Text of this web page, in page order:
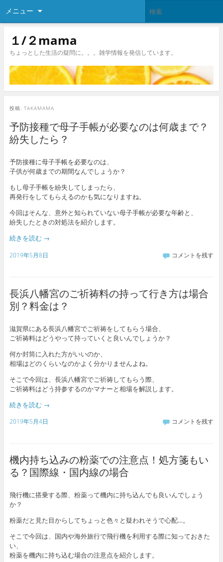
メニュー
１/２mama
ちょっとした生活の疑問に。。。雑学情報を発信しています。
投稿: TAKAMAMA
予防接種で母子手帳が必要なのは何歳まで？
紛失したら？
予防接種に母子手帳を必要なのは、
子供が何歳までの期間なんでしょうか？
もし母子手帳を紛失してしまったら、
再発行をしてもらえるのかも気になりますね。
今回はそんな、意外と知られていない母子手帳が必要な年齢と、
紛失したときの対処法を紹介します。
続きを読む →
2019年5月8日 コメントを残す
長浜八幡宮のご祈祷料の持って行き方は場合
別？料金は？
滋賀県にある長浜八幡宮でご祈祷をしてもらう場合、
ご祈祷料はどうやって持っていくと良いんでしょうか？
何か封筒に入れた方がいいのか、
相場はどのくらいなのかよく分かりませんよね。
そこで今回は、長浜八幡宮でご祈祷してもらう際、
ご祈祷料はどう持参するのかマナーと相場を解説します。
続きを読む →
2019年5月4日 コメントを残す
機内持ち込みの粉薬での注意点！処方箋もい
る？国際線・国内線の場合
飛行機に搭乗する際、粉薬って機内に持ち込んでも良いんでしょう
か？
粉薬だと見た目からしてちょっと色々と疑われそうで心配…。
そこで今回は、国内や海外旅行で飛行機を利用する際に知っておきた
い、
粉薬を機内に持ち込む場合の注意点を紹介します。